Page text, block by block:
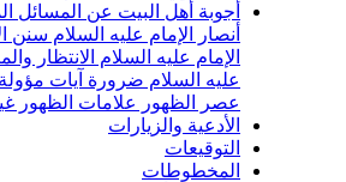
أهل البيت عن المسائل المهدويّة
الإمام عليه السلامسنن الانبياء في
عليه السلامالانتظار والمنتظرون
السلام ضرورة آيات مؤولة بالمهدي عليه
علامات الظهورغيبة الامام
والزيارات